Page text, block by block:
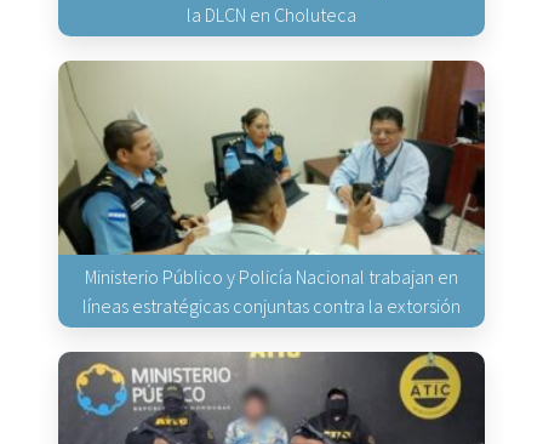
la DLCN en Choluteca
Ministerio Público y Policía Nacional trabajan en
líneas estratégicas conjuntas contra la extorsión